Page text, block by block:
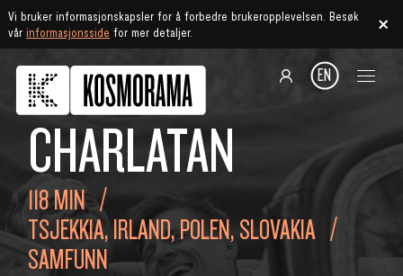
Vi bruker informasjonskapsler for å forbedre brukeropplevelsen. Besøk
vårinformasjonsside for mer detaljer.
EN
CHARLATAN
118 MIN
TSJEKKIA, IRLAND, POLEN, SLOVAKIA
SAMFUNN